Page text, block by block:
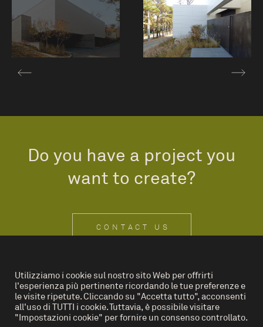
Do you have a project you
want to create?
CONTACT US
IT EN
Privacy Policy Cookies
Utilizziamo i cookie sul nostro sito Web per offrirti
l'esperienza più pertinente ricordando le tue preferenze e
le visite ripetute. Cliccando su "Accetta tutto", acconsenti
all'uso di TUTTI i cookie. Tuttavia, è possibile visitare
"Impostazioni cookie" per fornire un consenso controllato.